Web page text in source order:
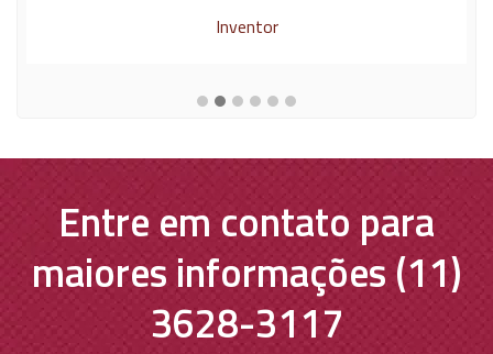
Entre em contato para
maiores informações (11)
3628-3117